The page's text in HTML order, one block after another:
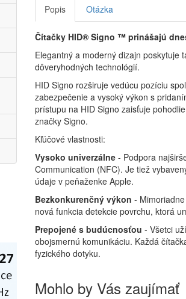
Popis Otázka
Čítačky HID® Signo ™ prinášajú
Elegantný a moderný dizajn poskytuje
dôveryhodných technológií.
HID Signo rozširuje vedúcu pozíciu
zabezpečenie a vysoký výkon s
prístupu na HID Signo zaisťuje
značky Signo.
Kľúčové vlastnosti:
Vysoko univerzálne- Podpora
Communication (NFC). Je tiež
údaje v peňaženke Apple.
Bezkonkurenčný výkon -
nová funkcia detekcie povrchu, ktorá
Prepojené s budúcnosťou - Všetci
obojsmernú komunikáciu. Každá
fyzického dotyku.
Mohlo by Vás zaujímať